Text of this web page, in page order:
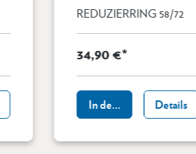
REDUZIERRING 58/72
34,90 €*
In den WarenkorbDetails